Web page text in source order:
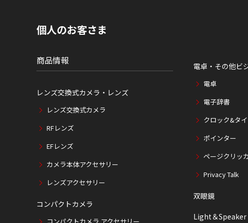
個人のお客さま
商品情報
レンズ交換式カメラ・レンズ
レンズ交換式カメラ
RFレンズ
EFレンズ
カメラ本体アクセサリー
レンズアクセサリー
コンパクトカメラ
電卓・その他ビ
電卓
電子辞書
クロック&タ
ポインター
ページクリッ
Privacy Talk
双眼鏡
Light＆Speaker